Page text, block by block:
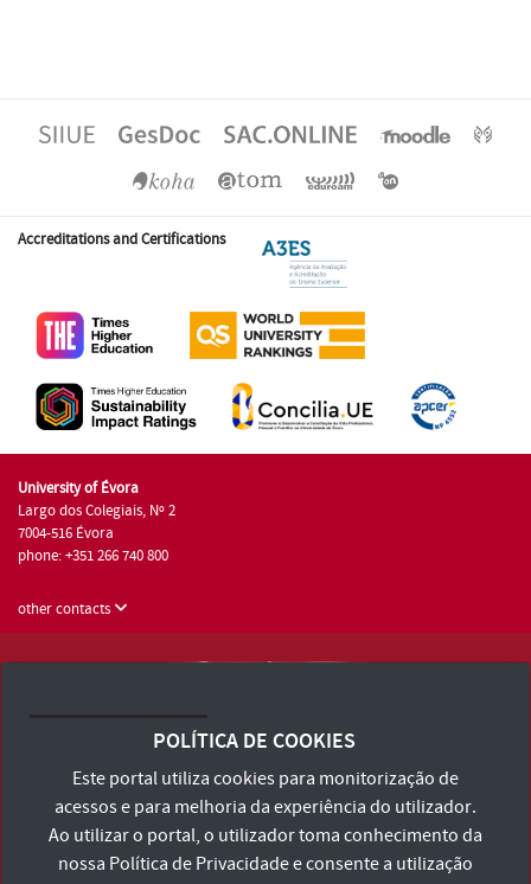
Accreditations and Certifications
University of Évora
Largo dos Colegiais, Nº 2
7004-516 Évora
phone: +351 266 740 800
other contacts
Terms and Conditions and Privacy Policy
Accessibility Statement
POLÍTICA DE COOKIES
Este portal utiliza cookies para monitorização de
acessos e para melhoria da experiência do utilizador.
Ao utilizar o portal, o utilizador toma conhecimento da
nossa Política de Privacidadee consente a utilização